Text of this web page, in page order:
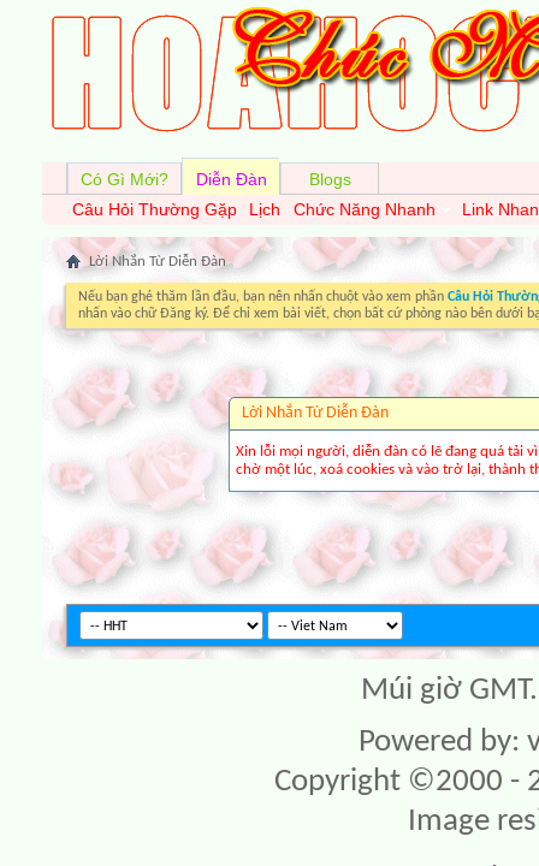
Có Gì Mới?
Diễn Đàn
Câu Hỏi Thường Gặp
Lịch Chức Năng Nhanh Link
Blogs
Lời Nhắn Từ Diễn Ðàn
Nếu bạn ghé thăm lần đầu, bạn nên nhấn chuột vào xem phần Câu Hỏi
nhấn vào chữ Đăng ký. Để chỉ xem bài viết, chọn bất cứ phòng nào bên dưới
Lời Nhắn Từ Diễn Ðàn
Xin lỗi mọi người, diễn đàn có lẽ đang quá tải
chờ một lúc, xoá cookies và vào trở lại, thành
Múi giờ
Powered by:
Copyright ©2000 -
Image